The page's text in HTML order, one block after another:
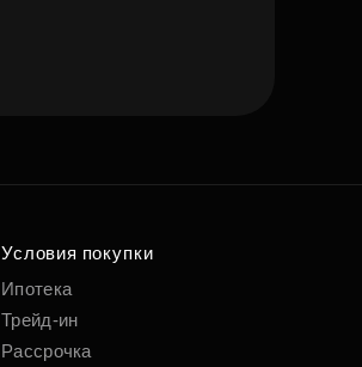
Условия покупки
Ипотека
Трейд-ин
Рассрочка